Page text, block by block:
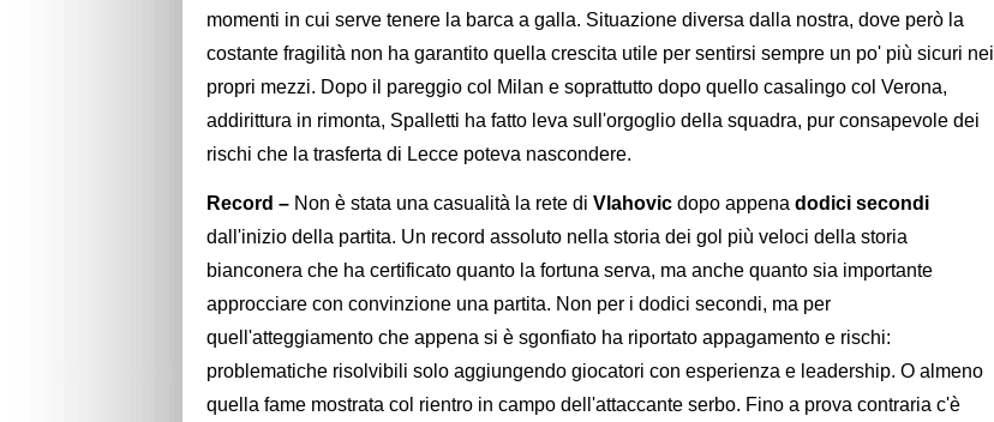
momenti in cui serve tenere la barca a galla. Situazione diversa dalla nostra, dove però la
costante fragilità non ha garantito quella crescita utile per sentirsi sempre un po' più sicuri nei
propri mezzi. Dopo il pareggio col Milan e soprattutto dopo quello casalingo col Verona,
addirittura in rimonta, Spalletti ha fatto leva sull'orgoglio della squadra, pur consapevole dei
rischi che la trasferta di Lecce poteva nascondere.
Record – Non è stata una casualità la rete di Vlahovic dopo appena dodici secondi
dall'inizio della partita. Un record assoluto nella storia dei gol più veloci della storia
bianconera che ha certificato quanto la fortuna serva, ma anche quanto sia importante
approcciare con convinzione una partita. Non per i dodici secondi, ma per
quell'atteggiamento che appena si è sgonfiato ha riportato appagamento e rischi:
problematiche risolvibili solo aggiungendo giocatori con esperienza e leadership. O almeno
quella fame mostrata col rientro in campo dell'attaccante serbo. Fino a prova contraria c'è